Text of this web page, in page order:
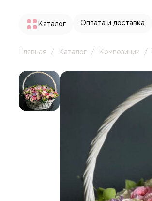
Каталог Оплата и доставка
Главная / Каталог / Композиции /